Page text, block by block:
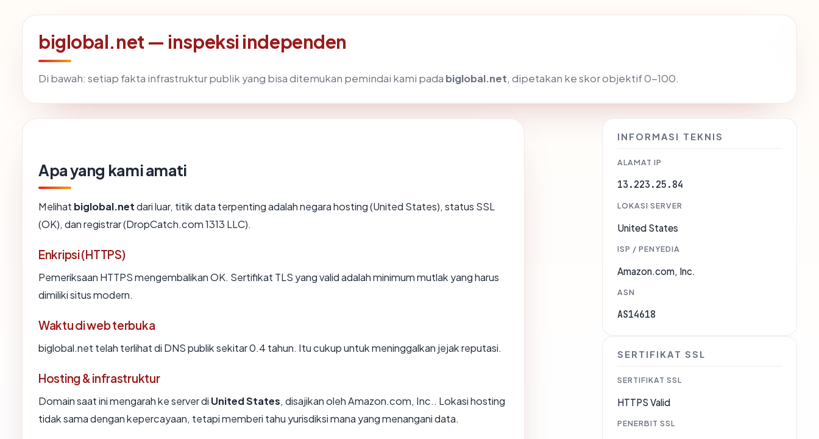
biglobal.net — inspeksi independen
Di bawah: setiap fakta infrastruktur publik yang bisa ditemukan pemindai kami pada biglobal.net, dipetakan ke skor objektif 0-100.
Apa yang kami amati
Melihat biglobal.netdari luar, titik data terpenting adalah negara hosting (United States), status SSL
(OK), dan registrar (DropCatch.com 1313 LLC).
Enkripsi (HTTPS)
Pemeriksaan HTTPS mengembalikan OK. Sertifikat TLS yang valid adalah minimum mutlak yang harus
dimiliki situs modern.
Waktu di web terbuka
biglobal.net telah terlihat di DNS publik sekitar 0.4 tahun. Itu cukup untuk meninggalkan jejak reputasi.
Hosting & infrastruktur
Domain saat ini mengarah ke server di United States, disajikan oleh Amazon.com, Inc.. Lokasi hosting
tidak sama dengan kepercayaan, tetapi memberi tahu yurisdiksi mana yang menangani data.
INFORMASI TEKNIS
ALAMAT IP
13.223.25.84
LOKASI SERVER
United States
ISP / PENYEDIA
Amazon.com, Inc.
ASN
AS14618
SERTIFIKAT SSL
SERTIFIKAT SSL
HTTPS Valid
PENERBIT SSL